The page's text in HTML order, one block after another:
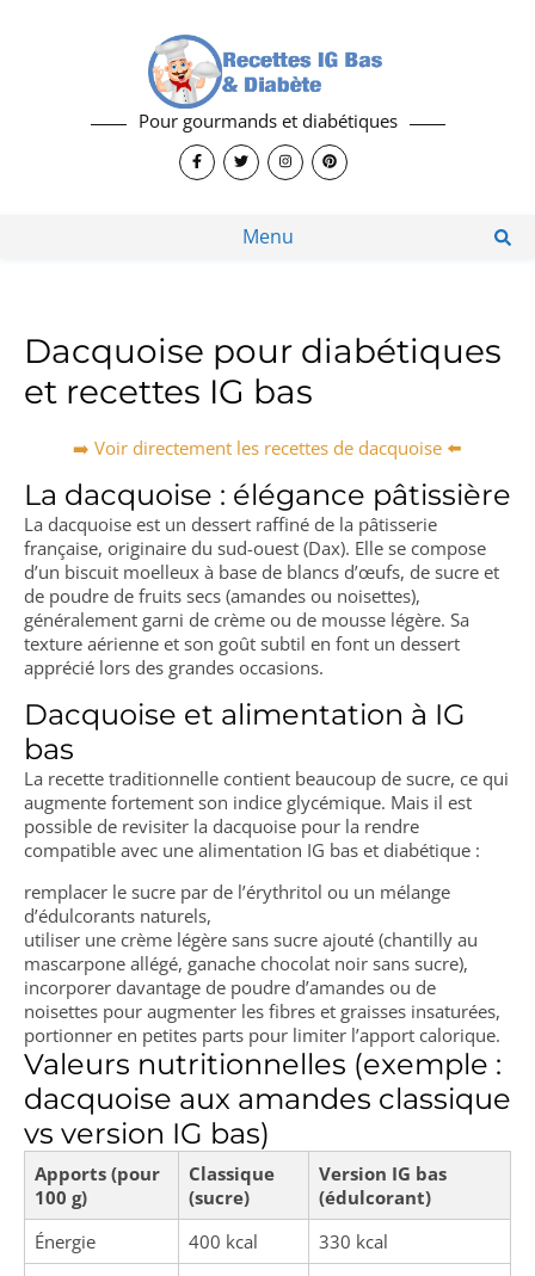
Pour gourmands et diabétiques
Menu
Dacquoise pour diabétiques
et recettes IG bas
➡️ Voir directement les recettes de dacquoise ⬅️
La dacquoise : élégance pâtissière
La dacquoise est un dessert raffiné de la pâtisserie
française, originaire du sud-ouest (Dax). Elle se compose
d’un biscuit moelleux à base de blancs d’œufs, de sucre et
de poudre de fruits secs (amandes ou noisettes),
généralement garni de crème ou de mousse légère. Sa
texture aérienne et son goût subtil en font un dessert
apprécié lors des grandes occasions.
Dacquoise et alimentation à IG
bas
La recette traditionnelle contient beaucoup de sucre, ce qui
augmente fortement son indice glycémique. Mais il est
possible de revisiter la dacquoise pour la rendre
compatible avec une alimentation IG bas et diabétique :
remplacer le sucre par de l’érythritol ou un mélange
d’édulcorants naturels,
utiliser une crème légère sans sucre ajouté (chantilly au
mascarpone allégé, ganache chocolat noir sans sucre),
incorporer davantage de poudre d’amandes ou de
noisettes pour augmenter les fibres et graisses insaturées,
portionner en petites parts pour limiter l’apport calorique.
Valeurs nutritionnelles (exemple :
dacquoise aux amandes classique
vs version IG bas)
Apports (pour
100 g)
Classique
(sucre)
Version IG bas
(édulcorant)
Énergie
400 kcal
330 kcal